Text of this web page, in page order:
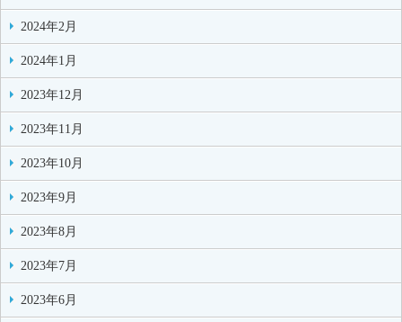
2024年2月
2024年1月
2023年12月
2023年11月
2023年10月
2023年9月
2023年8月
2023年7月
2023年6月